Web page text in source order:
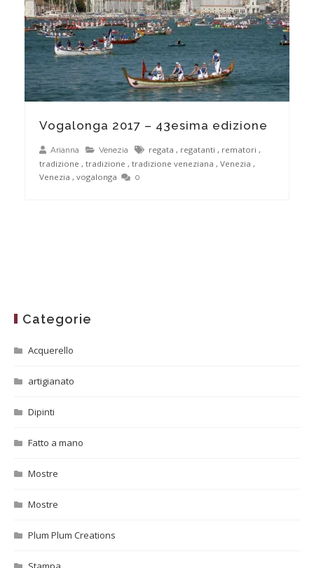
Vogalonga 2017 – 43esima edizione
Arianna Venezia regata , regatanti , rematori ,
tradizione , tradizione , tradizione veneziana , Venezia ,
Venezia , vogalonga 0
Categorie
Acquerello
artigianato
Dipinti
Fatto a mano
Mostre
Mostre
Plum Plum Creations